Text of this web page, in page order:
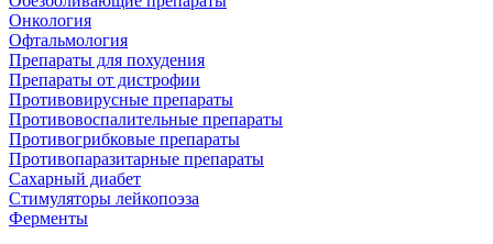
Онкология
Офтальмология
Препараты для похудения
Препараты от дистрофии
Противовирусные препараты
Противовоспалительные препараты
Противогрибковые препараты
Противопаразитарные препараты
Сахарный диабет
Стимуляторы лейкопоэза
Ферменты